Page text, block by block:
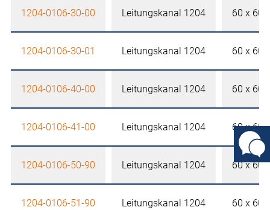
1204-0106-30-00 Leitungskanal 1204 60 x 60
1204-0106-30-01 Leitungskanal 1204 60 x 60
1204-0106-40-00 Leitungskanal 1204 60 x 60
1204-0106-41-00 Leitungskanal 1204 60 x 60
1204-0106-50-90 Leitungskanal 1204 60 x 60
1204-0106-51-90 Leitungskanal 1204 60 x 60